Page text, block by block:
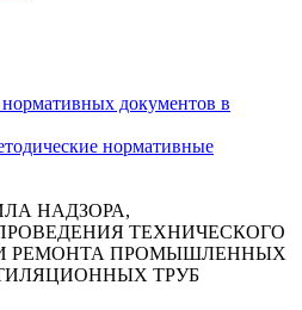
документов в
нормативные
НАДЗОРА,
ТЕХНИЧЕСКОГО
РЕМОНТА ПРОМЫШЛЕННЫХ
ТРУБ